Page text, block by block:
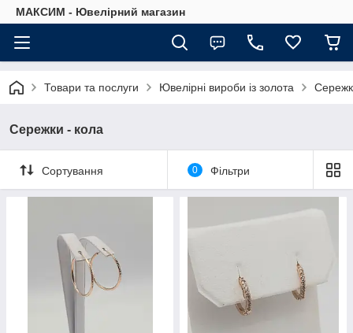
МАКСИМ - Ювелірний магазин
Товари та послуги Ювелірні вироби із золота
Сережки - кола
Сортування 0 Фільтри